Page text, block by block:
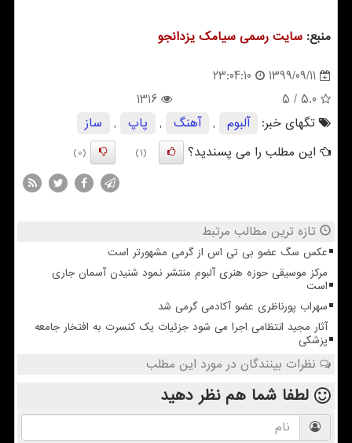
منبع: سایت رسمی سیامك یزدانجو
1399/09/11
23:04:10
5.0
/ 5
1316
تگهای خبر:
آلبوم , آهنگ , پاپ ,
ساز
این مطلب را می پسندید؟
(1)
(0)
تازه ترین مطالب مرتبط
عکس سگ عضو بی تی اس از گرمی مشهورتر است
مرکز موسیقی حوزه هنری آلبوم منتشر نمود شنیدن آسمان جاری
است
سهراب پورناظری عضو آکادمی گرمی شد
آثار مجید انتظامی اجرا می شود جزئیات یک کنسرت به افتخار جامعه
پزشکی
نظرات بینندگان در مورد این مطلب
لطفا شما همنظر دهید